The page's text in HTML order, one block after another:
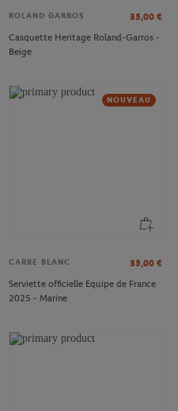
ROLAND GARROS 35,00 €
Casquette Heritage Roland-Garros -
Beige
NOUVEAU
CARRE BLANC 35,00 €
Serviette officielle Equipe de France
2025 - Marine